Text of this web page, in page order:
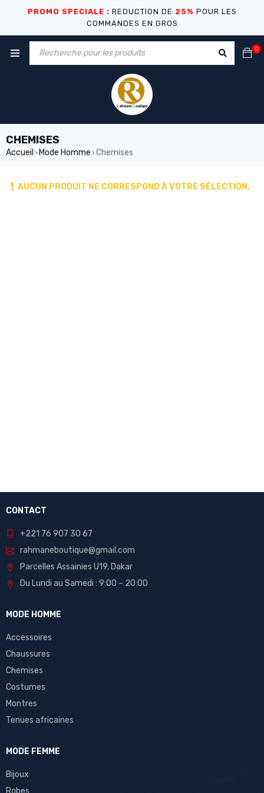
PROMO SPECIALE : REDUCTION DE 25% POUR LES
COMMANDES EN GROS
0
CHEMISES
Accueil › Mode Homme › Chemises
AUCUN PRODUIT NE CORRESPOND À VOTRE SÉLECTION.
CONTACT
+221 76 907 30 67
rahmaneboutique@gmail.com
Parcelles Assainies U19, Dakar
Du Lundi au Samedi : 9:00 – 20:00
MODE HOMME
Accessoires
Chaussures
Chemises
Costumes
Montres
Tenues africaines
MODE FEMME
Bijoux
Robes